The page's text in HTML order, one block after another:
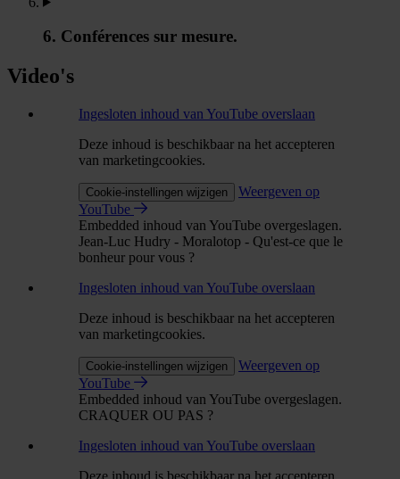
6. Conférences sur mesure.
Video's
Ingesloten inhoud van YouTube overslaan
Deze inhoud is beschikbaar na het accepteren
van marketingcookies.
Cookie-instellingen wijzigen
Weergeven op
YouTube
Embedded inhoud van YouTube overgeslagen.
Jean-Luc Hudry - Moralotop - Qu'est-ce que le
bonheur pour vous ?
Ingesloten inhoud van YouTube overslaan
Deze inhoud is beschikbaar na het accepteren
van marketingcookies.
Cookie-instellingen wijzigen
Weergeven op
YouTube
Embedded inhoud van YouTube overgeslagen.
CRAQUER OU PAS ?
Ingesloten inhoud van YouTube overslaan